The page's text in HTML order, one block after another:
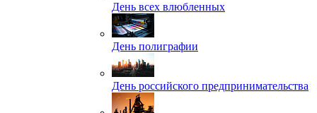
День всех влюбленных
День полиграфии
День российского предпринимательства